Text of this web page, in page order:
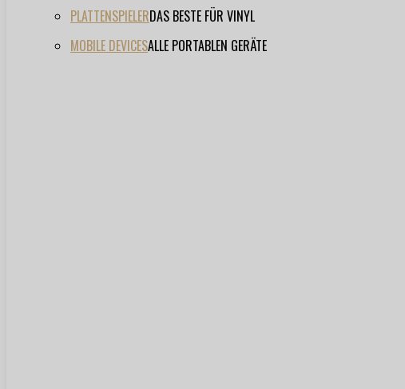
PLATTENSPIELERDAS BESTE FÜR VINYL
MOBILE DEVICESALLE PORTABLEN GERÄTE